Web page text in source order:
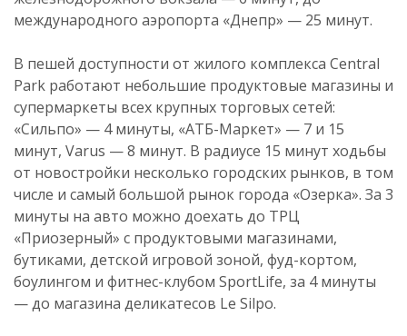
международного аэропорта «Днепр» — 25 минут.
В пешей доступности от жилого комплекса Central
Park работают небольшие продуктовые магазины и
супермаркеты всех крупных торговых сетей:
«Сильпо» — 4 минуты, «АТБ-Маркет» — 7 и 15
минут, Varus — 8 минут. В радиусе 15 минут ходьбы
от новостройки несколько городских рынков, в том
числе и самый большой рынок города «Озерка». За 3
минуты на авто можно доехать до ТРЦ
«Приозерный» с продуктовыми магазинами,
бутиками, детской игровой зоной, фуд-кортом,
боулингом и фитнес-клубом SportLife, за 4 минуты
— до магазина деликатесов Le Silpo.